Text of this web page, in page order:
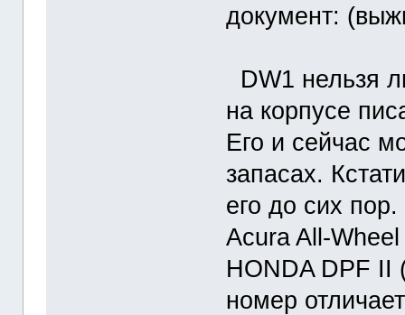
документ:
DW1 нельзя
на корпусе
Его и сейчас
запасах.
его до сих
Acura All-
HONDA DPF II
номер